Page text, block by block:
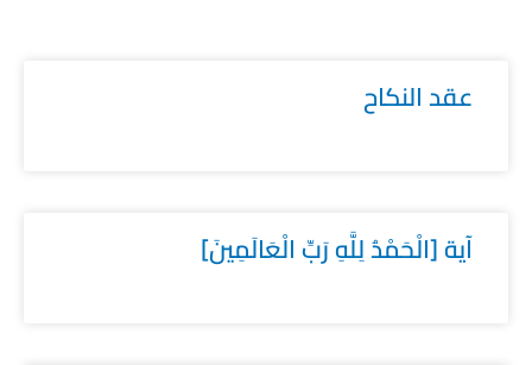
عقد النكاح
آية [الْحَمْدُ لِلَّهِ رَبِّ الْعَالَمِينَ]